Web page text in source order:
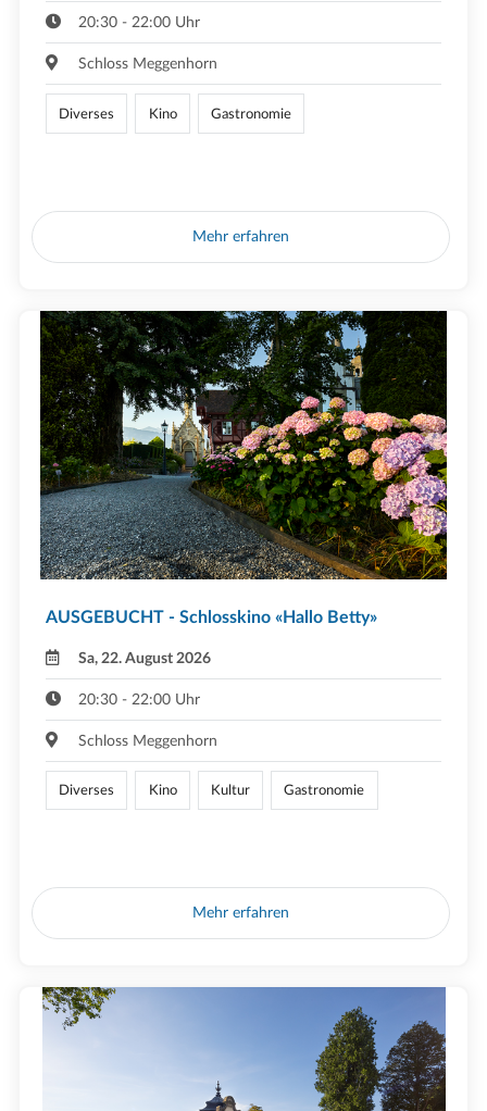
20:30 - 22:00 Uhr
Schloss Meggenhorn
Diverses Kino Gastronomie
Mehr erfahren
AUSGEBUCHT - Schlosskino «Hallo Betty»
Sa, 22. August 2026
20:30 - 22:00 Uhr
Schloss Meggenhorn
Diverses Kino Kultur Gastronomie
Mehr erfahren